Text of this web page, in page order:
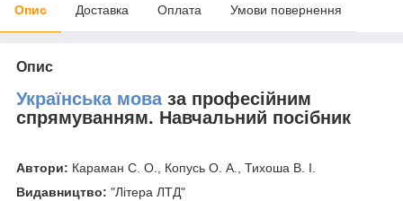
Опис Доставка Оплата Умови повернення
Опис
Українська моваза професійним
спрямуванням. Навчальний посібник
Автори: Караман С. О., Копусь О. А., Тихоша В. І.
Видавництво: "Літера ЛТД"